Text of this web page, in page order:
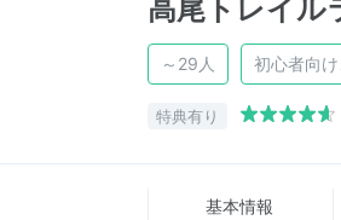
高尾トレイル
～29人 初心者向
特典有り
基本情報